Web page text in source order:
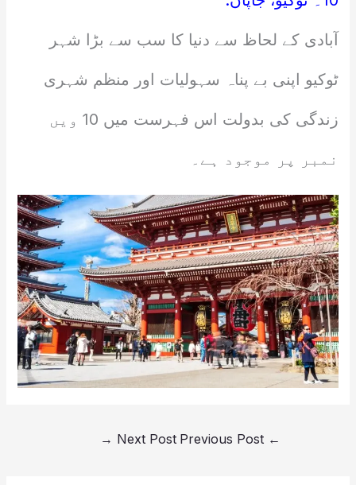
آبادی کے لحاظ سے دنیا کا سب سے بڑا شہر
ٹوکیو اپنی بے پناہ سہولیات اور منظم شہری
زندگی کی بدولت اس فہرست میں 10 ویں
نمبر پر موجود ہے۔
←
Next Post
→